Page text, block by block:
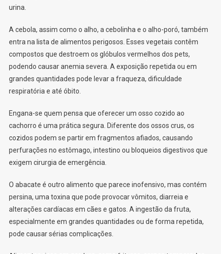
urina.
A cebola, assim como o alho, a cebolinha e o alho-poró, também
entra na lista de alimentos perigosos. Esses vegetais contêm
compostos que destroem os glóbulos vermelhos dos pets,
podendo causar anemia severa. A exposição repetida ou em
grandes quantidades pode levar a fraqueza, dificuldade
respiratória e até óbito.
Engana-se quem pensa que oferecer um osso cozido ao
cachorro é uma prática segura. Diferente dos ossos crus, os
cozidos podem se partir em fragmentos afiados, causando
perfurações no estômago, intestino ou bloqueios digestivos que
exigem cirurgia de emergência.
O abacate é outro alimento que parece inofensivo, mas contém
persina, uma toxina que pode provocar vômitos, diarreia e
alterações cardíacas em cães e gatos. A ingestão da fruta,
especialmente em grandes quantidades ou de forma repetida,
pode causar sérias complicações.